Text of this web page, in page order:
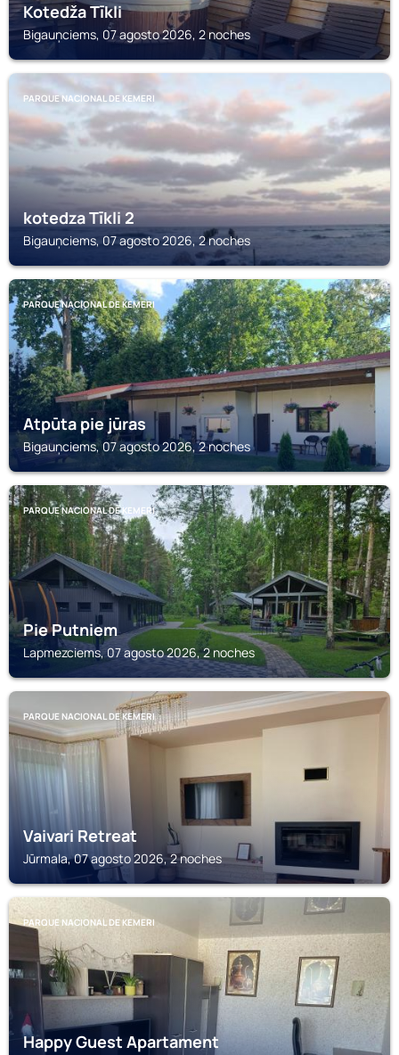
Kotedža Tīkli
Bigauņciems, 07 agosto 2026, 2 noches
PARQUE NACIONAL DE KEMERI
kotedza Tīkli 2
Bigauņciems, 07 agosto 2026, 2 noches
PARQUE NACIONAL DE KEMERI
Atpūta pie jūras
Bigauņciems, 07 agosto 2026, 2 noches
PARQUE NACIONAL DE KEMERI
Pie Putniem
Lapmezciems, 07 agosto 2026, 2 noches
PARQUE NACIONAL DE KEMERI
Vaivari Retreat
Jūrmala, 07 agosto 2026, 2 noches
PARQUE NACIONAL DE KEMERI
Happy Guest Apartament